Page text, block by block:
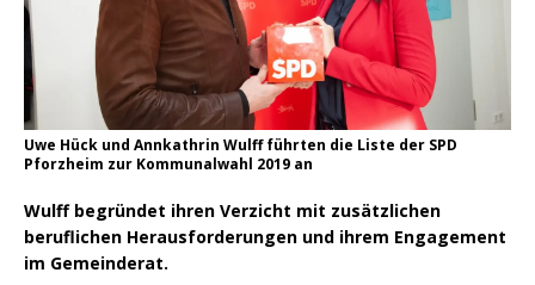
Uwe Hück und Annkathrin Wulff führten die Liste der SPD
Pforzheim zur Kommunalwahl 2019 an
Wulff begründet ihren Verzicht mit zusätzlichen
beruflichen Herausforderungen und ihrem Engagement
im Gemeinderat.